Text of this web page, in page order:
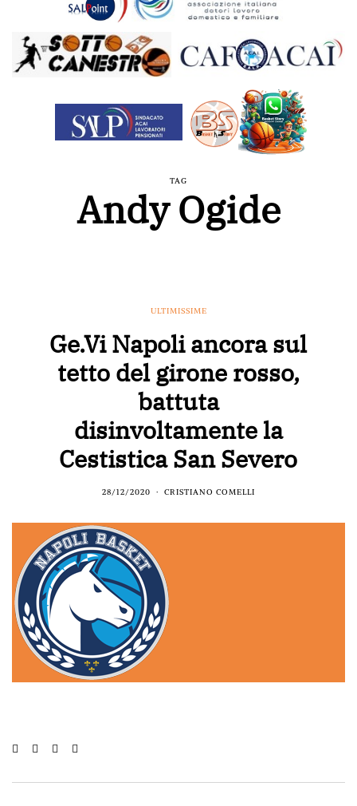
TAG
Andy Ogide
ULTIMISSIME
Ge.Vi Napoli ancora sul
tetto del girone rosso,
battuta
disinvoltamente la
Cestistica San Severo
28/12/2020 CRISTIANO COMELLI